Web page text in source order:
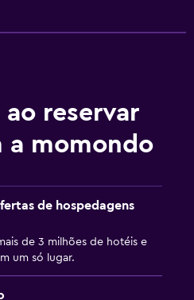
reservar
a momondo
de hospedagens
de 3 milhões de hotéis e
um só lugar.